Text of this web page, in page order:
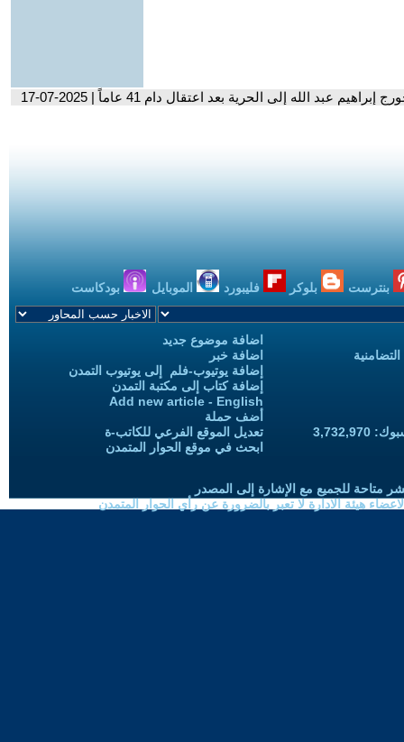
عبد الله إلى الحرية بعد اعتقال دام 41 عاماً | 2025-07-17
بنترست بلوكر فليبورد الموبايل بودكاست
اضافة موضوع جديد
اضافة خبر
إضافة يوتيوب-فلم إلى يوتيوب التمدن
إضافة كتاب إلى مكتبة التمدن
Add new article - English
أضف حملة
تعديل الموقع الفرعي للكاتب-ة
ابحث في موقع الحوار المتمدن
متاحة للجميع مع الإشارة إلى المصدر
هيئة الادارة لا تعبر بالضرورة عن رأي الحوار المتمدن